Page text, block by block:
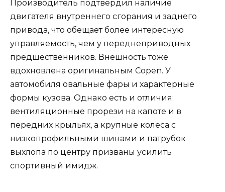
Производитель подтвердил наличие
двигателя внутреннего сгорания и заднего
привода, что обещает более интересную
управляемость, чем у переднеприводных
предшественников. Внешность тоже
вдохновлена оригинальным Copen. У
автомобиля овальные фары и характерные
формы кузова. Однако есть и отличия:
вентиляционные прорези на капоте и в
передних крыльях, а крупные колеса с
низкопрофильными шинами и патрубок
выхлопа по центру призваны усилить
спортивный имидж.